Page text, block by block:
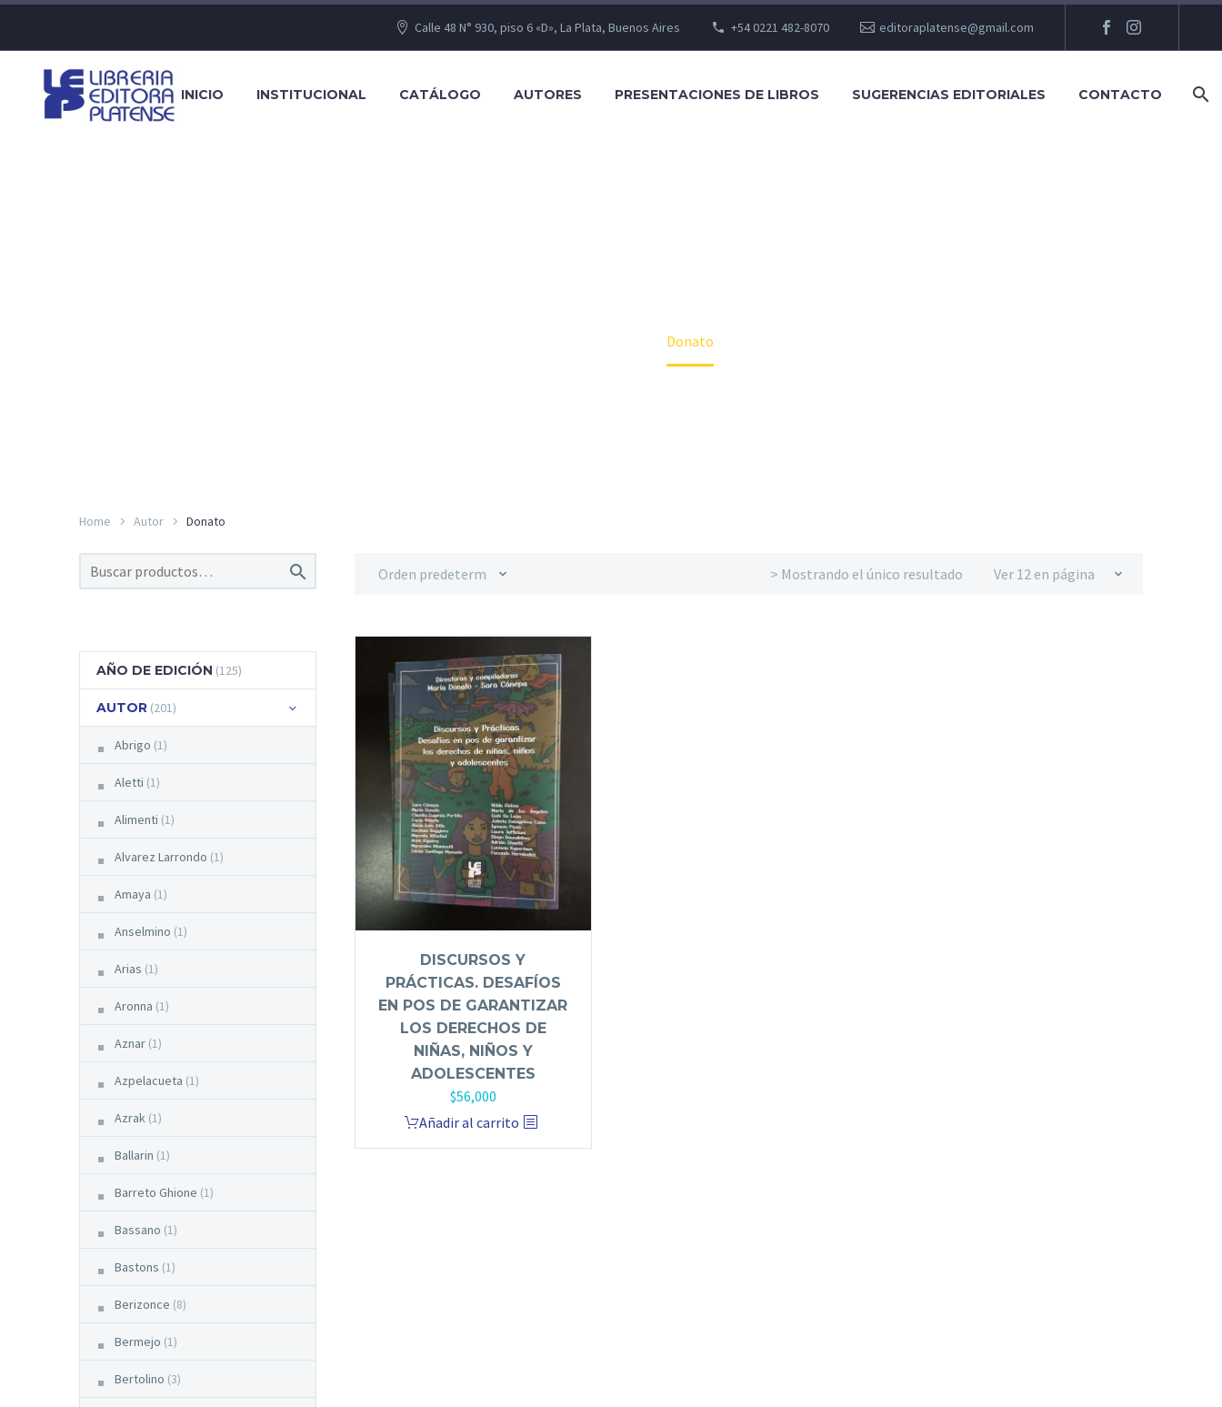
Calle 48 N° 930, piso 6 «D», La Plata, Buenos Aires +54 0221 482-8070 editoraplatense@gmail.com
INICIO INSTITUCIONAL CATÁLOGO AUTORES PRESENTACIONES DE LIBROS SUGERENCIAS EDITORIALES CONTACTO
Donato
Home Autor Donato
Orden predeterminado Ver 12 en página
> Mostrando el único resultado
DISCURSOS Y
PRÁCTICAS. DESAFÍOS
EN POS DE GARANTIZAR
LOS DERECHOS DE
NIÑAS, NIÑOS Y
ADOLESCENTES
$56,000
Añadir al carrito

AÑO DE EDICIÓN (125)
AUTOR (201)
Abrigo (1)
Aletti (1)
Alimenti (1)
Alvarez Larrondo (1)
Amaya (1)
Anselmino (1)
Arias (1)
Aronna (1)
Aznar (1)
Azpelacueta (1)
Azrak (1)
Ballarin (1)
Barreto Ghione (1)
Bassano (1)
Bastons (1)
Berizonce (8)
Bermejo (1)
Bertolino (3)